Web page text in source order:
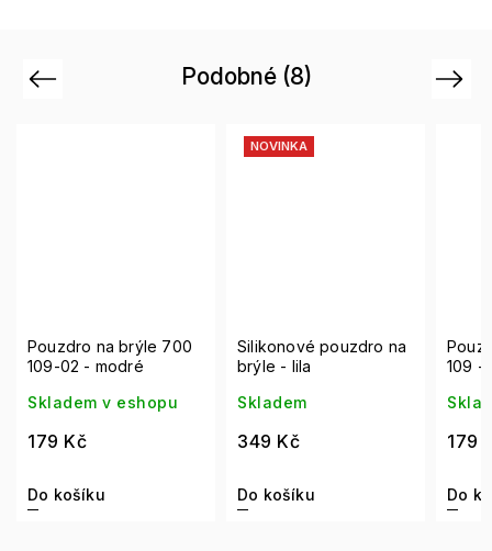
Podobné (8)
Previous
Silikonové pouzdro na
brýle - lila
Skladem
349 Kč
Do košíku
Pouzdro na brýle 700
109 - hnědé
Skladem v eshopu
179 Kč
Do košíku Do
Next